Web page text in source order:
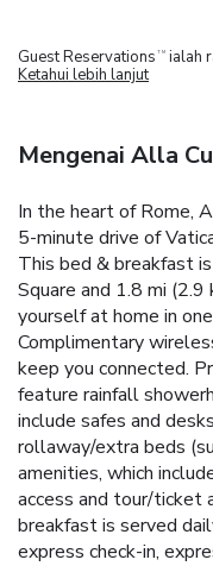
Guest Reservations TM ialah
Ketahui lebih lanjut
Mengenai Alla
In the heart of Rome,
5-minute drive of
This bed & breakfast
Square and 1.8 mi
yourself at home in
Complimentary
keep you connected.
feature rainfall
include safes and
rollaway/extra beds
amenities, which
access and tour/ticket
breakfast is served
express check-in,